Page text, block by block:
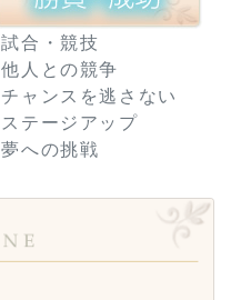
試合・競技
他人との競争
チャンスを逃さない
ステージアップ
夢への挑戦